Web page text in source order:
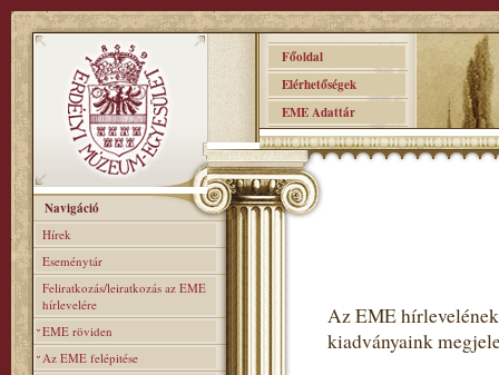
Főoldal
Elérhetőségek
EME Adattár
Navigáció
Hírek
Eseménytár
Feliratkozás/leiratkozás az EME
hírlevelére
EME röviden
Az EME felépitése
Az EME
kiadványaink